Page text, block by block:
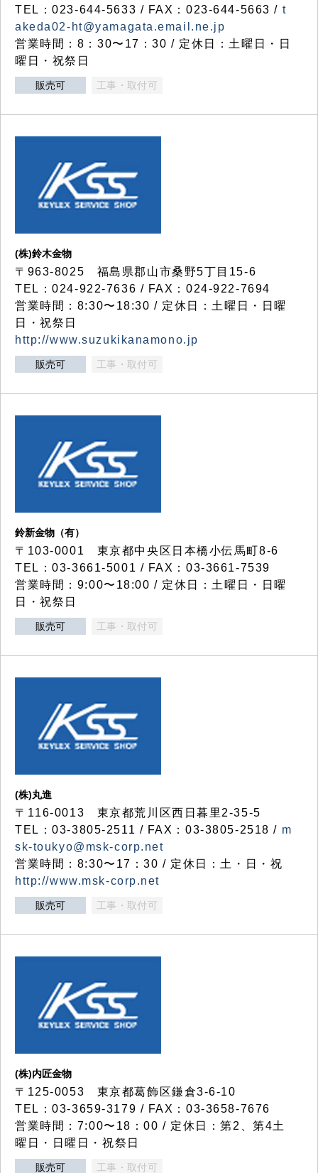
TEL：023-644-5633 / FAX：023-644-5663 / t
akeda02-ht@yamagata.email.ne.jp
営業時間：8：30〜17：30 / 定休日：土曜日・日
曜日・祝祭日
販売可 工事・取付可
(株)鈴木金物
〒963-8025 福島県郡山市桑野5丁目15-6
TEL：024-922-7636 / FAX：024-922-7694
営業時間：8:30〜18:30 / 定休日：土曜日・日曜
日・祝祭日
http://www.suzukikanamono.jp
販売可 工事・取付可
鈴新金物（有）
〒103-0001 東京都中央区日本橋小伝馬町8-6
TEL：03-3661-5001 / FAX：03-3661-7539
営業時間：9:00〜18:00 / 定休日：土曜日・日曜
日・祝祭日
販売可 工事・取付可
(株)丸進
〒116-0013 東京都荒川区西日暮里2-35-5
TEL：03-3805-2511 / FAX：03-3805-2518 / m
sk-toukyo@msk-corp.net
営業時間：8:30〜17：30 / 定休日：土・日・祝
http://www.msk-corp.net
販売可 工事・取付可
(株)内匠金物
〒125-0053 東京都葛飾区鎌倉3-6-10
TEL：03-3659-3179 / FAX：03-3658-7676
営業時間：7:00〜18：00 / 定休日：第2、第4土
曜日・日曜日・祝祭日
販売可 工事・取付可